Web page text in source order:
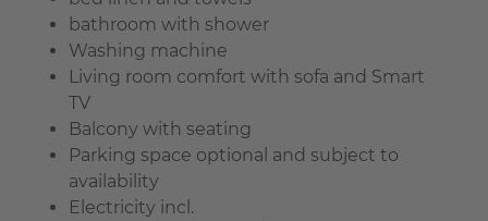
bathroom with shower
Washing machine
Living room comfort with sofa and Smart
TV
Balcony with seating
Parking space optional and subject to
availability
Electricity incl.